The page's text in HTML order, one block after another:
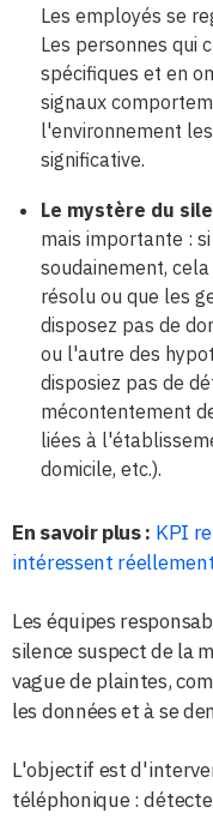
Les employés se
Les personnes qui
spécifiques et en
signaux
l'environnement
significative.
Le mystère du
mais importante :
soudainement,
résolu ou que les
disposez pas de
ou l'autre des
disposiez pas de
mécontentement
liées à
domicile, etc.).
En savoir plus : KPI
intéressent
Les équipes
silence suspect de la
vague de plaintes,
les données et à se
L'objectif est
téléphonique :